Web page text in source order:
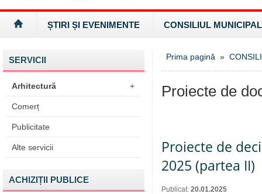
ȘTIRI ȘI EVENIMENTE CONSILIUL MUNICIPAL
SERVICII
Arhitectură +
Comerț
Publicitate
Alte servicii
ACHIZIȚII PUBLICE
Prima pagină »
Proiecte de
Proiecte de
2025 (partea II)
Publicat: 20.01.2025